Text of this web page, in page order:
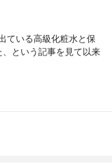
ている高級化粧水と保
という記事を見て以来